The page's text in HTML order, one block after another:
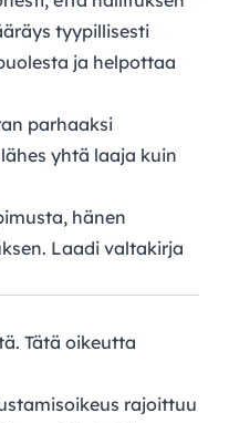
tyypillisesti
ja helpottaa
parhaaksi
yhtä laaja kuin
hänen
Laadi valtakirja
Tätä oikeutta
rajoittuu